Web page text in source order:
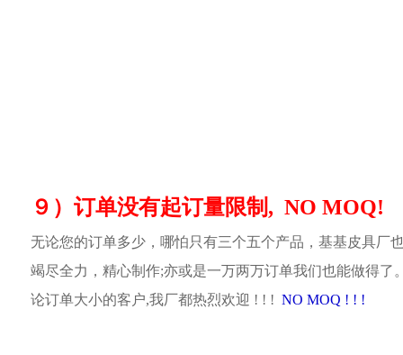
９）订单没有起订量限制, NO MOQ!
无论您的订单多少，哪怕只有三个五个产品，基基皮具厂
竭尽全力，精心制作;亦或是一万两万订单我们也能做得了
论订单大小的客户,我厂都热烈欢迎 ! ! ! NO MOQ ! ! !